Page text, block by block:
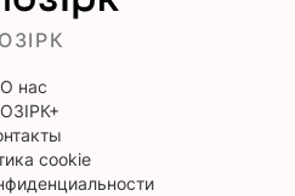
О нас
cookie